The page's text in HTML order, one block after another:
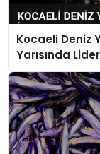
Kocaeli Deniz
Yarısında